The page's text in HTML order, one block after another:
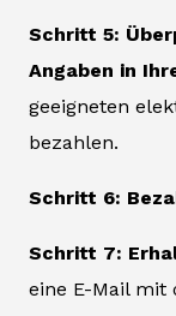
Schritt 5:
Angaben in
geeigneten
bezahlen.
Schritt 6:
Schritt 7:
eine E-Mail mit